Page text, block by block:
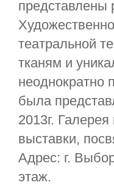
представлены
театральной
тканям и
неоднократно
была
2013г.
выставки,
Адрес: г.
этаж.